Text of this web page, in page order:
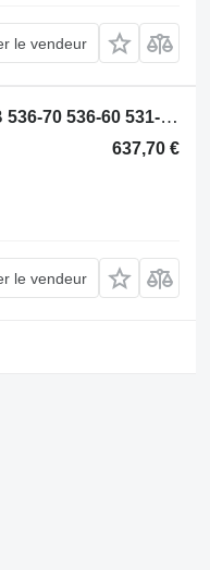
le vendeur
Refroidisseur d'huile Maximus NCP2020 pour chariot télescopique JCB 536-70 536-60 531-70 541-70 560-80 535-95 550-80 540-140 540-200 540-170 550-140 550-170
637,70 €
le vendeur